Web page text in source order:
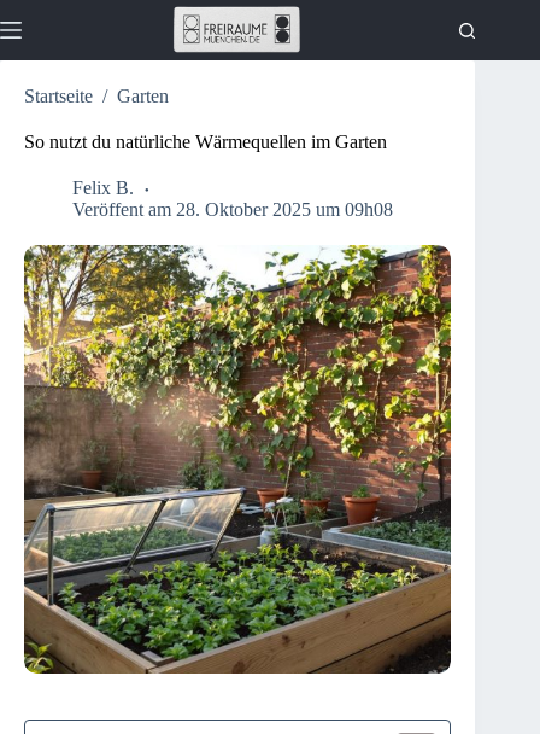
Inhalt
Startseite / Garten
So nutzt du natürliche Wärmequellen im Garten
Felix B.
Veröffent am 28. Oktober 2025 um 09h08